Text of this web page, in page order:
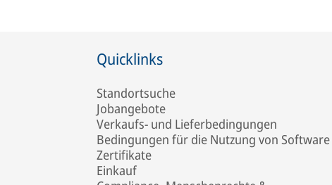
Quicklinks
Standortsuche
Jobangebote
Verkaufs- und Lieferbedingungen
Bedingungen für die Nutzung von Software
Zertifikate
Einkauf